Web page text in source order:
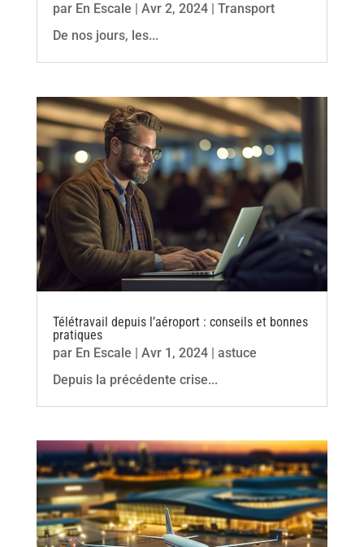
par En Escale Avr 2, 2024| Transport
De nos jours, les...
Télétravail depuis l’aéroport : conseils et bonnes
pratiques
par En Escale | Avr 1, 2024| astuce
Depuis la précédente crise...